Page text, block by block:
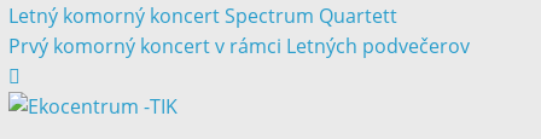
Letný komorný koncert Spectrum Quartett
Prvý komorný koncert v rámci Letných podvečerov